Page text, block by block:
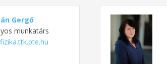
Gergő
munkatárs